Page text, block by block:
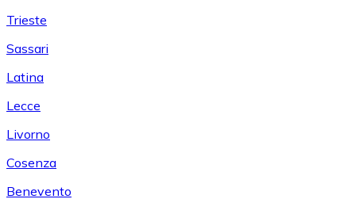
Trieste
Sassari
Latina
Lecce
Livorno
Cosenza
Benevento